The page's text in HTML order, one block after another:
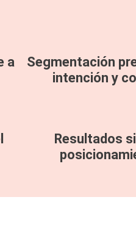
a
Segmentación
intención y
Resultados